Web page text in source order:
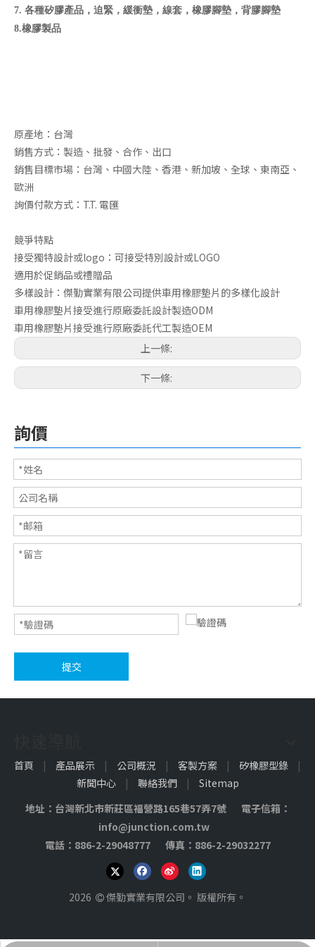
橡膠墊片
7. 各種矽膠產品，迫緊，緩衝墊，線套，橡膠腳墊，背膠腳墊
8.橡膠製品
原產地：台灣
銷售方式：製造、批發、合作、出口
銷售目標市場：台灣、中國大陸、香港、新加坡、全球、東南亞、
歐洲
詢價付款方式：T.T. 電匯
競爭特點
接受獨特設計或logo：可接受特別設計或LOGO
適用於促銷品或禮贈品
多樣設計：傑勤實業有限公司提供車用橡膠墊片的多樣化設計
車用橡膠墊片接受進行原廠委託設計製造ODM
車用橡膠墊片接受進行原廠委託代工製造OEM
上一條:
下一條:
詢價
提交
首頁 | 產品展示 | 公司概況 | 客製方案 | 矽橡膠型錄
|
新聞中心
| 聯絡我們 |
Sitemap
地址：台灣新北市新莊區福營路165巷57弄7號 電子信箱：
info@junction.com.tw
電話：886-2-29048777 傳真：886-2-29032277
2026  傑勤實業有限公司。 版權所有。